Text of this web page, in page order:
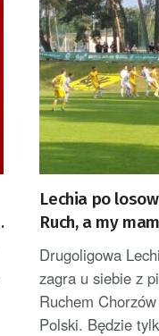
Lechia po
Ruch, a my
Drugoligowa
zagra u siebie z
Ruchem
Polski. Będzie